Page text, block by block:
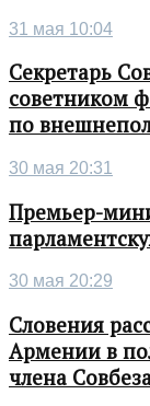
31 мая 10:04
Секретарь
советником
по
30 мая 20:31
Премьер-
30 мая 20:29
Словения
Армении в
члена